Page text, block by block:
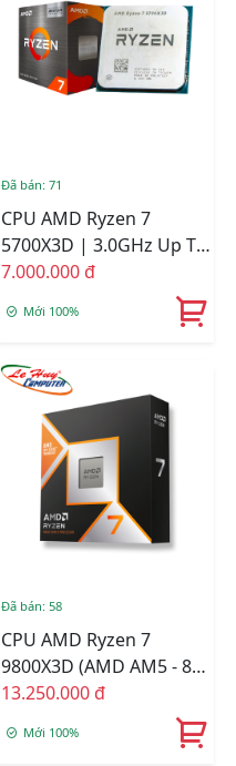
Đã bán: 71
CPU AMD Ryzen 7
5700X3D | 3.0GHz Up To
4.1 GHz, 8 Cores 16
7.000.000 đ
Mới 100%
Đã bán: 58
CPU AMD Ryzen 7
9800X3D (AMD AM5 - 8
Core - 16 Thread - Base
4.7Ghz - Turbo 5.2Ghz -
Cache 104MB)
13.250.000 đ
Mới 100%